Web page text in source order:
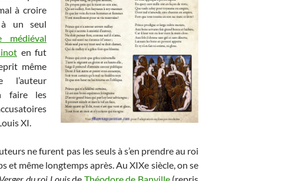
à croire
à un seul
médiéval
en fut
même
l’auteur
faire les
XI.
ne furent pas les seuls à s’en prendre au roi
et même longtemps après. Au XIXe siècle, on se